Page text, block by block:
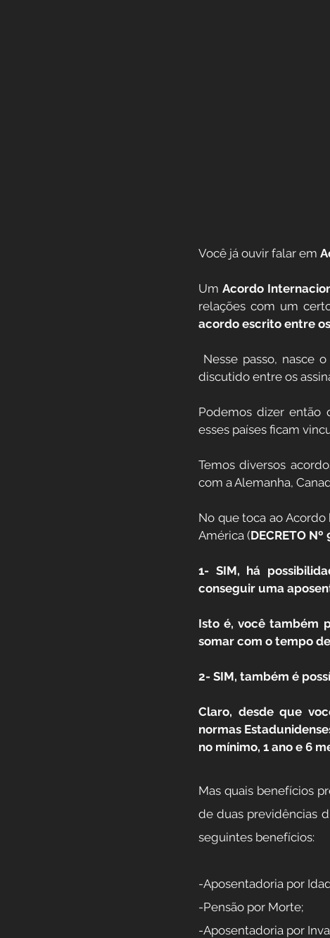
Você já ouvir falar em
Um Acordo
acordo escrito entre
discutido entre os
Podemos dizer então
esses países ficam
Temos diversos
com a Alemanha,
No que toca ao
América (DECRETO Nº
1- SIM, há
conseguir uma
Isto é, você também
somar com o tempo
2- SIM, também é
Claro, desde que
normas
no mínimo, 1 ano e 6
Mas quais benefícios
de duas previdências
seguintes benefícios:
-Aposentadoria por
-Pensão por Morte;
-Aposentadoria por